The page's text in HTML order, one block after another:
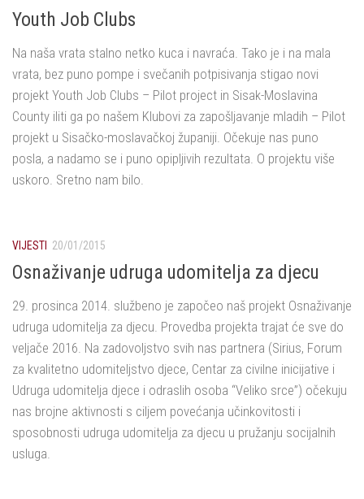
Youth Job Clubs
Na naša vrata stalno netko kuca i navraća. Tako je i na mala
vrata, bez puno pompe i svečanih potpisivanja stigao novi
projekt Youth Job Clubs – Pilot project in Sisak-Moslavina
County iliti ga po našem Klubovi za zapošljavanje mladih – Pilot
projekt u Sisačko-moslavačkoj županiji. Očekuje nas puno
posla, a nadamo se i puno opipljivih rezultata. O projektu više
uskoro. Sretno nam bilo.
VIJESTI 20/01/2015
Osnaživanje udruga udomitelja za djecu
29. prosinca 2014. službeno je započeo naš projekt Osnaživanje
udruga udomitelja za djecu. Provedba projekta trajat će sve do
veljače 2016. Na zadovoljstvo svih nas partnera (Sirius, Forum
za kvalitetno udomiteljstvo djece, Centar za civilne inicijative i
Udruga udomitelja djece i odraslih osoba “Veliko srce”) očekuju
nas brojne aktivnosti s ciljem povećanja učinkovitosti i
sposobnosti udruga udomitelja za djecu u pružanju socijalnih
usluga.